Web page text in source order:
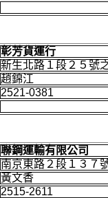
彰芳貨運行
新生北路１段
趙錦江
2521-0381
聯鋼運輸有限公司
南京東路２段
黃文香
2515-2611